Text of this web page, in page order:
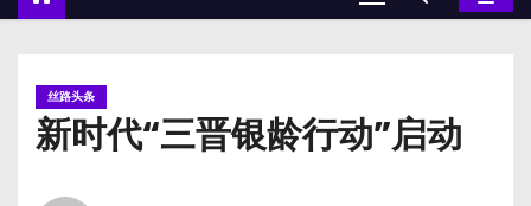
丝路头条
新时代“三晋银龄行动”启动